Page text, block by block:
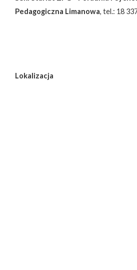
Pedagogiczna Limanowa, tel.: 18
Lokalizacja